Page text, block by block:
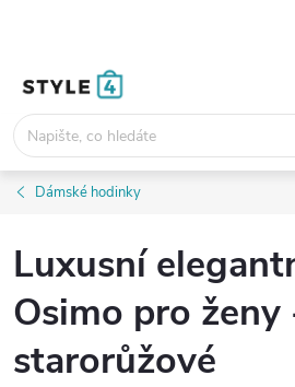
Dámské hodinky
Luxusní
Osimo pro ženy
starorůžové